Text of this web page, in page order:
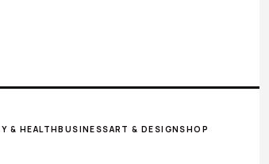
& HEALTHBUSINESSART & DESIGNSHOP